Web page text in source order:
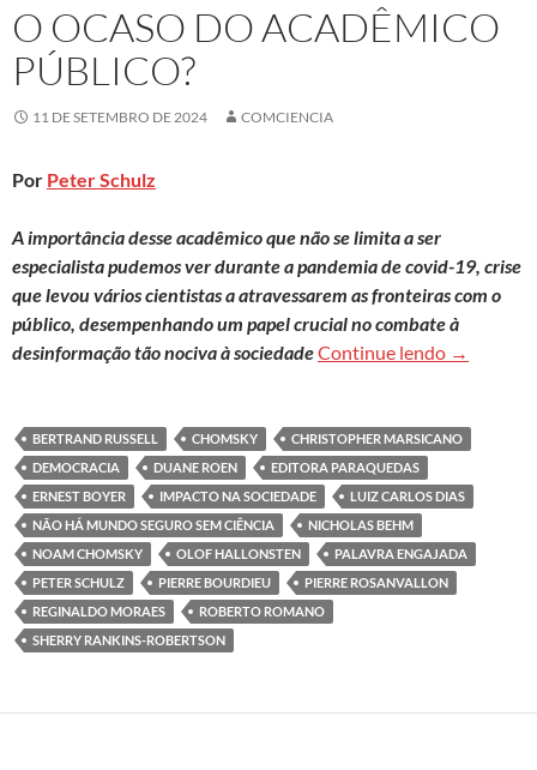
O OCASO DO ACADÊMICO
PÚBLICO?
11 DE SETEMBRO DE 2024 COMCIENCIA
Por Peter Schulz
A importância desse acadêmico que não se limita a ser
especialista pudemos ver durante a pandemia de covid-19, crise
que levou vários cientistas a atravessarem as fronteiras com o
público, desempenhando um papel crucial no combate à
desinformação tão nociva à sociedadeContinue lendo O ocaso
→
BERTRAND RUSSELL CHOMSKY
CHRISTOPHER MARSICANO
DEMOCRACIA
DUANE ROEN
EDITORA PARAQUEDAS
ERNEST BOYER
IMPACTO NA SOCIEDADE
LUIZ CARLOS DIAS
NÃO HÁ MUNDO SEGURO SEM CIÊNCIA
NICHOLAS BEHM
NOAM CHOMSKY
OLOF HALLONSTEN
PALAVRA ENGAJADA
PETER SCHULZ
PIERRE BOURDIEU
PIERRE ROSANVALLON
REGINALDO MORAES
ROBERTO ROMANO
SHERRY RANKINS-ROBERTSON